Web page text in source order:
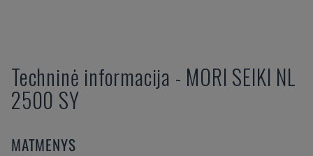
Techninė informacija - MORI SEIKI NL
2500 SY
MATMENYS